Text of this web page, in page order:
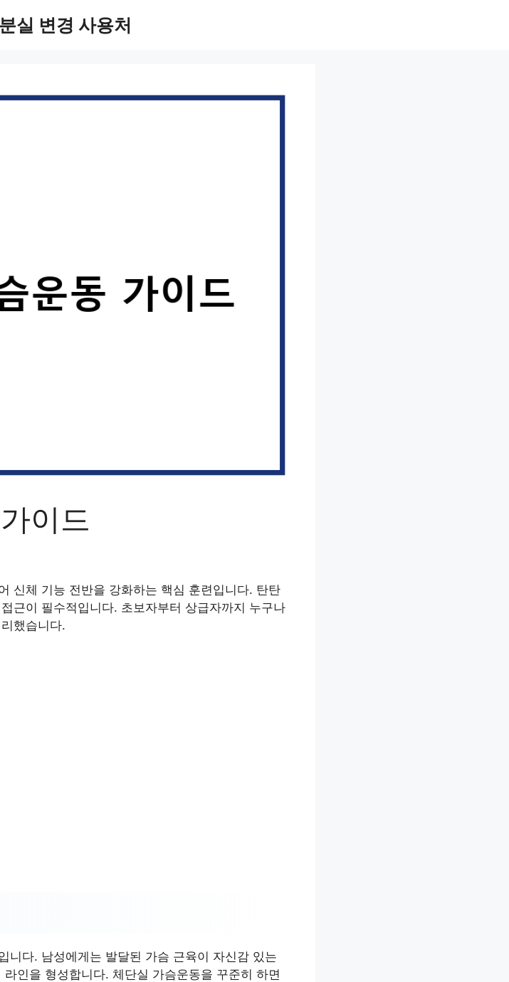
실 변경 사용처
이드
신체 기능 전반을 강화하는 핵심 훈련입니다. 탄탄
근이 필수적입니다. 초보자부터 상급자까지 누구나
했습니다.
니다. 남성에게는 발달된 가슴 근육이 자신감 있는
인을 형성합니다. 체단실 가슴운동을 꾸준히 하면